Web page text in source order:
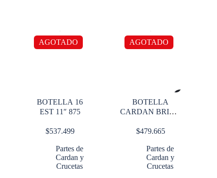
AGOTADO
BOTELLA 16
EST 11″ 875
$537.499
Partes de
Cardan y
Crucetas
AGOTADO
BOTELLA
CARDAN BRIGA
2″ 1/2
$479.665
Partes de
Cardan y
Crucetas